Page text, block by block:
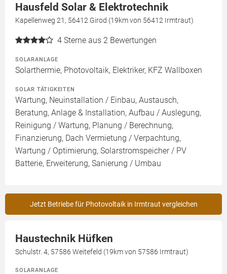
Hausfeld Solar & Elektrotechnik
Kapellenweg 21, 56412 Girod (19km von 56412 Irmtraut)
4 Sterne aus 2 Bewertungen
SOLARANLAGE
Solarthermie, Photovoltaik, Elektriker, KFZ Wallboxen
SOLAR TÄTIGKEITEN
Wartung, Neuinstallation / Einbau, Austausch,
Beratung, Anlage & Installation, Aufbau / Auslegung,
Reinigung / Wartung, Planung / Berechnung,
Finanzierung, Dach Vermietung / Verpachtung,
Wartung / Optimierung, Solarstromspeicher / PV
Batterie, Erweiterung, Sanierung / Umbau
Jetzt Betriebe für Photovoltaik in Irmtraut vergleichen
Haustechnik Hüfken
Schulstr. 4, 57586 Weitefeld (19km von 57586 Irmtraut)
SOLARANLAGE